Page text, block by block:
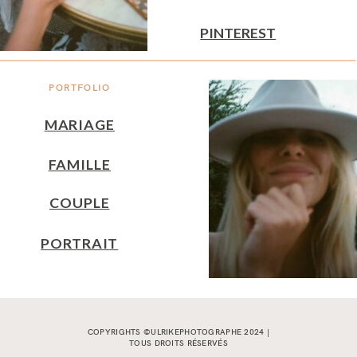
PORTFOLIO
MARIAGE
FAMILLE
PINTEREST
COUPLE
PORTRAIT
COPYRIGHTS ©ULRIKEPHOTOGRAPHE 2024 |
TOUS DROITS RÉSERVÉS